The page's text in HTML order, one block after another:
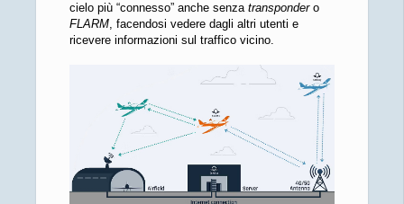
cielo più “connesso” anche senza transpondero
FLARM, facendosi vedere dagli altri utenti e
ricevere informazioni sul traffico vicino.